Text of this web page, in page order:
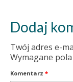
Dodaj
Twój adres e-
Wymagane
Komentarz *